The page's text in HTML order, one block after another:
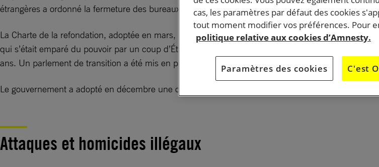
étrangères a ordonné la fermeture des bureaux du CICR au Niger et le départ immédiat de son
La Charte de la refondation, adoptée en mars, a remplacé la Constitution et introduit des
qui s’était emparé du pouvoir par un coup d’État en 2023, a été officiellement investi en tant
ans. Un parlement de transition a été mis en place en juin. En septembre, l’Alliance des États du
Le gouvernement a adopté en décembre une ordonnance relative à la mobilisation de la
Attaques et homicides illégaux
cas, les paramètres par défaut des cookies
tout moment modifier vos préférences. Pour
politique relative aux cookies d’Amnesty.
Paramètres des cookies C'est